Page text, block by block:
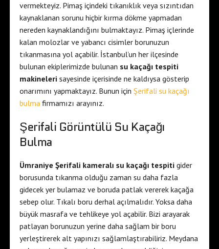
vermekteyiz. Pimaş içindeki tıkanıklık veya sızıntıdan
kaynaklanan sorunu hiçbir kırma dökme yapmadan
nereden kaynaklandığını bulmaktayız. Pimaş içlerinde
kalan molozlar ve yabancı cisimler borunuzun
tıkanmasına yol açabilir. İstanbul’un her ilçesinde
bulunan ekiplerimizde bulunan su kaçağı tespiti
makineleri sayesinde içerisinde ne kaldıysa gösterip
onarımını yapmaktayız. Bunun için Şerifali su kaçağı
bulma firmamızı arayınız.
Şerifali Görüntülü Su Kaçağı
Bulma
Ümraniye Şerifali kameralı su kaçağı tespiti gider
borusunda tıkanma olduğu zaman su daha fazla
gidecek yer bulamaz ve boruda patlak vererek kaçağa
sebep olur. Tıkalı boru derhal açılmalıdır. Yoksa daha
büyük masrafa ve tehlikeye yol açabilir. Bizi arayarak
patlayan borunuzun yerine daha sağlam bir boru
yerleştirerek alt yapınızı sağlamlaştırabiliriz. Meydana